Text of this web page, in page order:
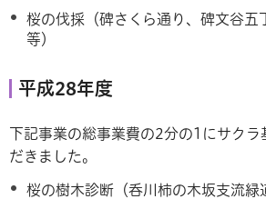
桜の伐採（碑さくら通り、碑文谷五
等）
平成28年度
下記事業の総事業費の2分の1にサク
だきました。
桜の樹木診断（呑川柿の木坂支流緑